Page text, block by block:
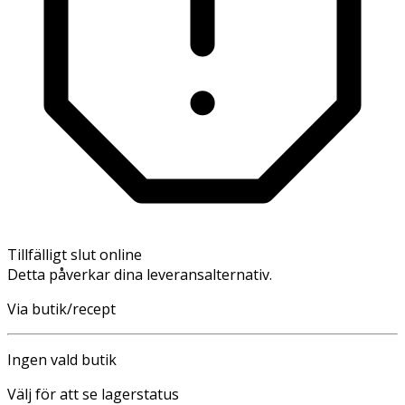
Tillfälligt slut online
Detta påverkar dina leveransalternativ.
Via butik/recept
Ingen vald butik
Välj för att se lagerstatus